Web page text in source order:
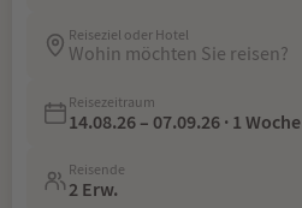
Reiseziel oder Hotel
Wohin möchten Sie reisen?
Reisezeitraum
14.08.26 – 07.09.26 · 1 Woche
Reisende
2 Erw.